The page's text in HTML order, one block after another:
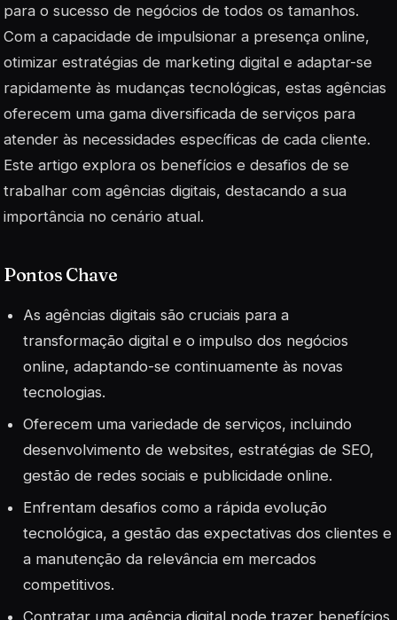
para o sucesso de negócios de todos os tamanhos.
Com a capacidade de impulsionar a presença online,
otimizar estratégias de marketing digital e adaptar-se
rapidamente às mudanças tecnológicas, estas agências
oferecem uma gama diversificada de serviços para
atender às necessidades específicas de cada cliente.
Este artigo explora os benefícios e desafios de se
trabalhar com agências digitais, destacando a sua
importância no cenário atual.
Pontos Chave
As agências digitais são cruciais para a
transformação digital e o impulso dos negócios
online, adaptando-se continuamente às novas
tecnologias.
Oferecem uma variedade de serviços, incluindo
desenvolvimento de websites, estratégias de SEO,
gestão de redes sociais e publicidade online.
Enfrentam desafios como a rápida evolução
tecnológica, a gestão das expectativas dos clientes e
a manutenção da relevância em mercados
competitivos.